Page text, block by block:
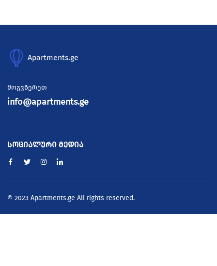
Apartments.ge
მოგვწერეთ
info@apartments.ge
სოციალური მედია
© 2023 Apartments.ge All rights reserved.